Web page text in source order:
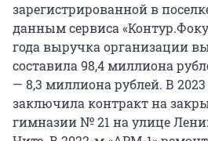
зарегистрированной в
данным сервиса
года выручка организации
составила 98,4 миллиона
— 8,3 миллиона рублей. В
заключила контракт на
гимназии № 21 на улице